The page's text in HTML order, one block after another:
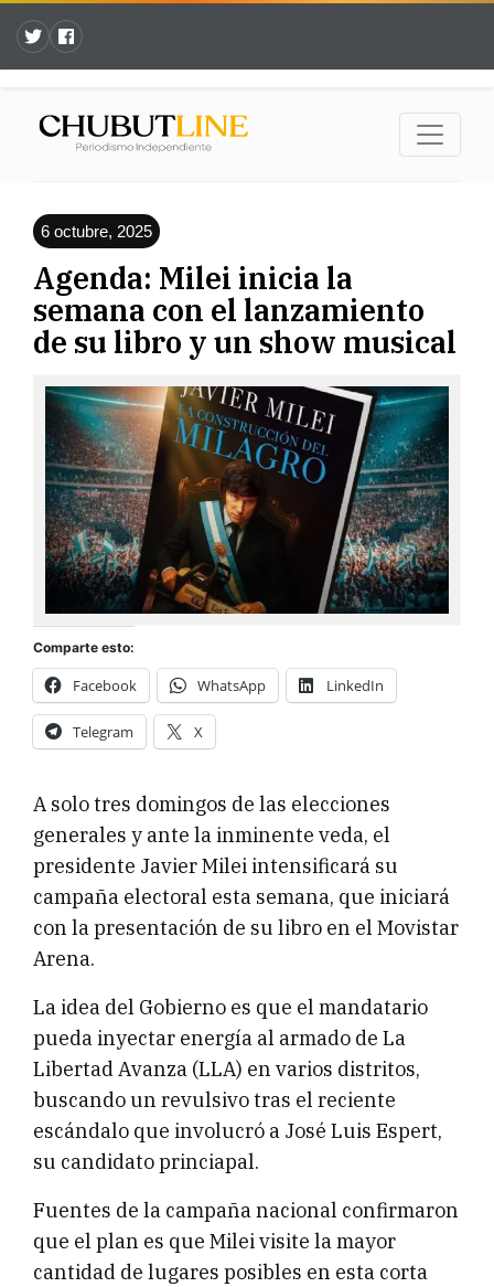
6 octubre, 2025
Agenda: Milei inicia la
semana con el lanzamiento
de su libro y un show musical
Comparte esto:
Facebook WhatsApp LinkedIn
Telegram X
A solo tres domingos de las elecciones
generales y ante la inminente veda, el
presidente Javier Milei intensificará su
campaña electoral esta semana, que iniciará
con la presentación de su libro en el Movistar
Arena.
La idea del Gobierno es que el mandatario
pueda inyectar energía al armado de La
Libertad Avanza (LLA) en varios distritos,
buscando un revulsivo tras el reciente
escándalo que involucró a José Luis Espert,
su candidato princiapal.
Fuentes de la campaña nacional confirmaron
que el plan es que Milei visite la mayor
cantidad de lugares posibles en esta corta